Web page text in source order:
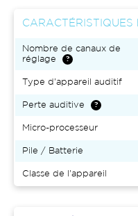
CARACTÉRISTIQUES
Nombre de canaux de
réglage
Type d'appareil auditif
Perte auditive
Micro-processeur
Pile / Batterie
Classe de l'appareil